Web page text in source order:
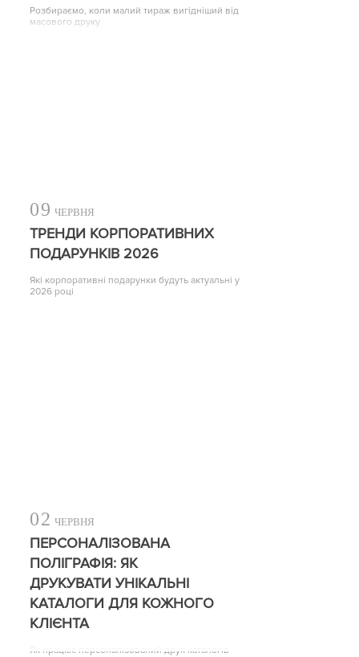
Розбираємо, коли малий тираж вигідніший від
масового друку
09 ЧЕРВНЯ
ТРЕНДИ КОРПОРАТИВНИХ
ПОДАРУНКІВ 2026
Які корпоративні подарунки будуть актуальні у
2026 році
02 ЧЕРВНЯ
ПЕРСОНАЛІЗОВАНА
ПОЛІГРАФІЯ: ЯК
ДРУКУВАТИ УНІКАЛЬНІ
КАТАЛОГИ ДЛЯ КОЖНОГО
КЛІЄНТА
Як працює персоналізований друк каталогів